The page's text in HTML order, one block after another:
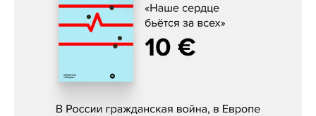
Константин Зарубин, «Наше сердце